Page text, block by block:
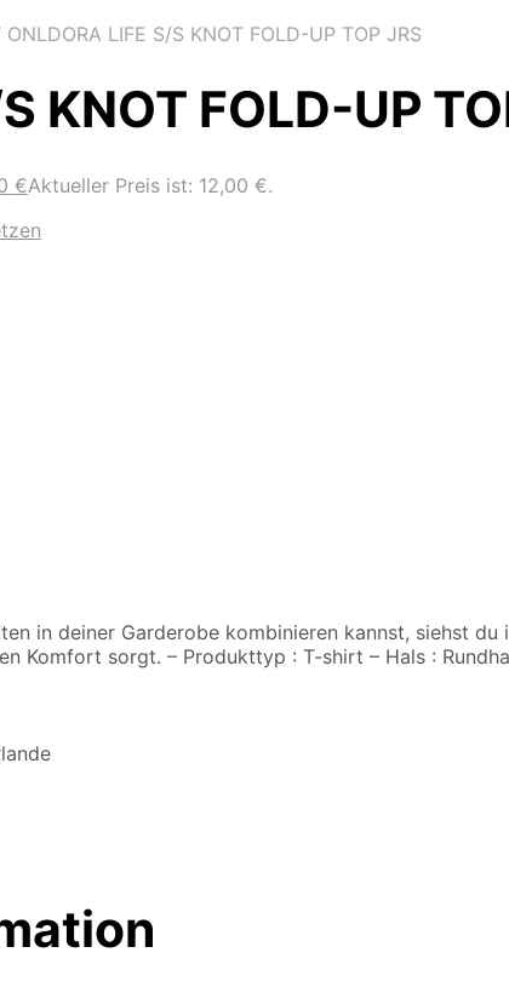
ONLDORA LIFE S/S KNOT FOLD-UP TOP JRS
KNOT FOLD-UP
€Aktueller Preis ist: 12,00 €.
in deiner Garderobe kombinieren kannst, siehst
Komfort sorgt. – Produkttyp : T-shirt – Hals :